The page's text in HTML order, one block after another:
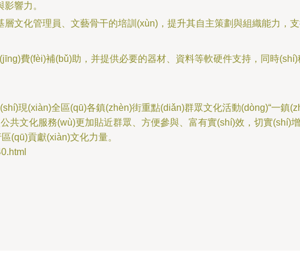
響力。
文化管理員、文藝骨干的培訓(xùn)，提升其自主策劃與組織能力
(fèi)補(bǔ)助，并提供必要的器材、資料等軟硬件支持，同時
現(xiàn)全區(qū)各鎮(zhèn)街重點(diǎn)群眾文化活動(dòng)“一鎮
服務(wù)更加貼近群眾、方便參與、富有實(shí)效，切實
貢獻(xiàn)文化力量。